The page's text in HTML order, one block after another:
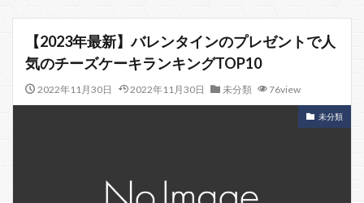
【2023年最新】バレンタインのプレゼントで人
気のチーズケーキランキングTOP10
2022年11月30日 2022年11月30日 未分類 76view
未分類